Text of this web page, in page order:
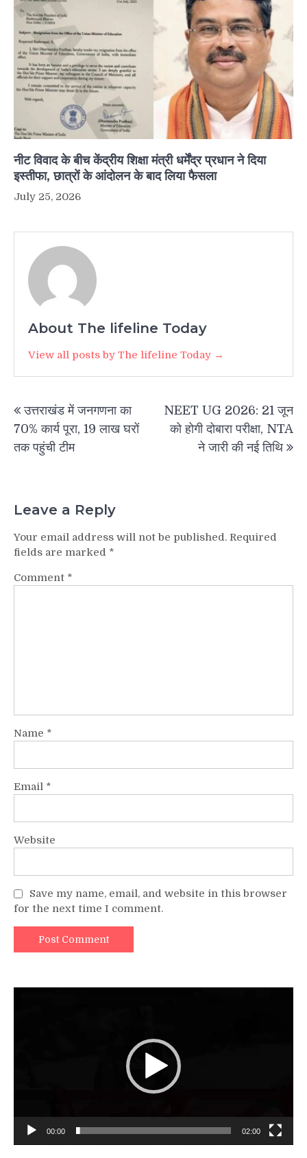
नीट विवाद के बीच केंद्रीय शिक्षा मंत्री धर्मेंद्र प्रधान ने दिया
इस्तीफा, छात्रों के आंदोलन के बाद लिया फैसला
July 25, 2026
About The lifeline Today
View all posts by The lifeline Today →
navigation
उत्तराखंड में जनगणना का
70% कार्य पूरा, 19 लाख घरों
तक पहुंची टीम
NEET UG 2026: 21 जून
को होगी दोबारा परीक्षा, NTA
ने जारी की नई तिथि
Leave a Reply
Your email address will not be published. Required
fields are marked *
Comment *
Name *
Email *
Website
Save my name, email, and website in this browser
for the next time I comment.
00:00 02:00